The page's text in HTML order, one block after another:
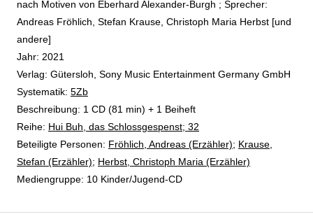
nach Motiven von Eberhard Alexander-Burgh ; Sprecher:
Andreas Fröhlich, Stefan Krause, Christoph Maria Herbst [und
andere]
Jahr: 2021
Verlag: Gütersloh, Sony Music Entertainment Germany GmbH
opens in new tab
Diesen Link in neuem Tab öffnen
Systematik: Suche nach dieser Systematik
5Zb
Suche nach diesem Interessenskreis
Beschreibung: 1 CD (81 min) + 1 Beiheft
Reihe: Hui Buh, das Schlossgespenst; 32
Beteiligte Personen: Suche nach dieser Beteiligten Person
Fröhlich, Andreas (Erzähler); Krause,
Stefan (Erzähler); Herbst, Christoph Maria (Erzähler)
Mediengruppe: 10 Kinder/Jugend-CD